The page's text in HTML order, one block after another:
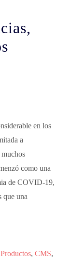
en los
a
como una
de COVID-19,
que una
, CMS,